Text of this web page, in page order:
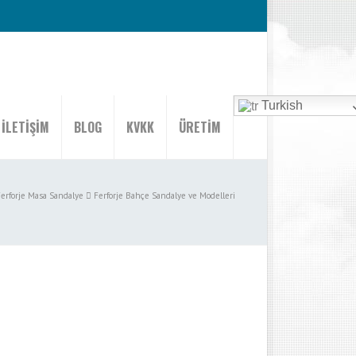
İLETİŞİM BLOG KVKK ÜRETİM
Turkish
Masa Sandalye Ferforje Bahçe Sandalye ve Modelleri